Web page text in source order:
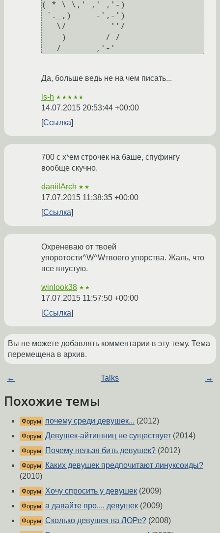
( * \ \,' ,' ,'-)
Да, больше ведь не на чем писать...
ls-h ★★★★★
14.07.2015 20:53:44 +00:00
Ссылка
700 с х*ем строчек на баше, спуфингу
вообще скучно.
daniilArch ★★
17.07.2015 11:38:35 +00:00
Ссылка
Охреневаю от твоей
упоротости^W^Wтвоего упорства. Жаль, что
все впустую.
winlook38 ★★
17.07.2015 11:57:50 +00:00
Ссылка
Вы не можете добавлять комментарии в эту тему. Тема
перемещена в архив.
← Talks →
Похожие темы
Форум почему среди девушек... (2012)
Форум Девушек-айтишниц не существует (2014)
Форум Почему нельзя бить девушек? (2012)
Форум
Каких девушек предпочитают линуксоиды?
(2010)
Форум Хочу спросить у девушек (2009)
Форум а давайте про.... девушек (2009)
Форум Сколько девушек на ЛОРе? (2008)